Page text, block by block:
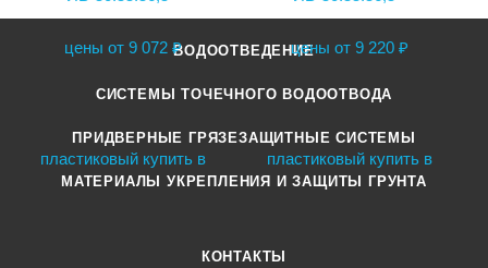
ВОДООТВЕДЕНИЕ
СИСТЕМЫ ТОЧЕЧНОГО ВОДООТВОДА
ПРИДВЕРНЫЕ ГРЯЗЕЗАЩИТНЫЕ СИСТЕМЫ
МАТЕРИАЛЫ УКРЕПЛЕНИЯ И ЗАЩИТЫ ГРУНТА
КОНТАКТЫ